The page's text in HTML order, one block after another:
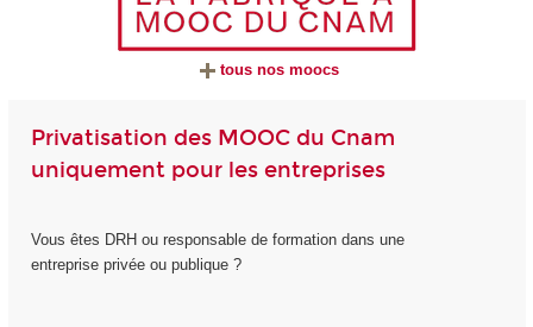
tous nos moocs
Privatisation des MOOC du Cnam
uniquement pour les entreprises
Vous êtes DRH ou responsable de formation dans une
entreprise privée ou publique ?